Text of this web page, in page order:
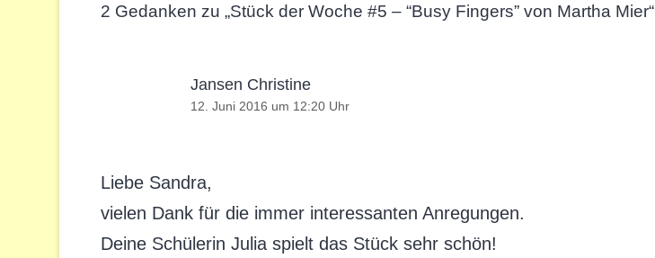
2 Gedanken zu „Stück der Woche #5 – “Busy Fingers” von Martha Mier“
Jansen Christine
12. Juni 2016 um 12:20 Uhr
Liebe Sandra,
vielen Dank für die immer interessanten Anregungen.
Deine Schülerin Julia spielt das Stück sehr schön!